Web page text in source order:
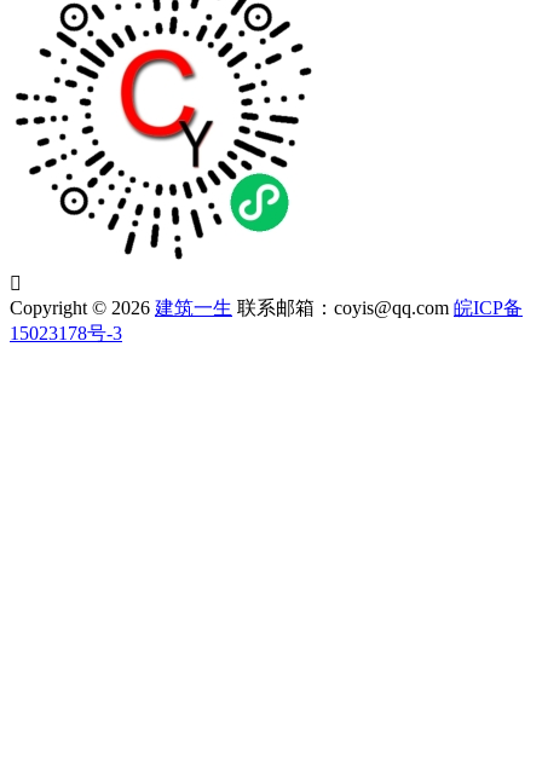

Copyright © 2026 建筑一生 联系邮箱：coyis@qq.com 皖ICP备
15023178号-3